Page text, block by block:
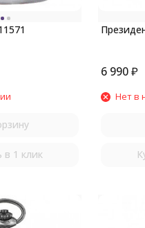
в 1 клик
6 990 ₽
Нет в